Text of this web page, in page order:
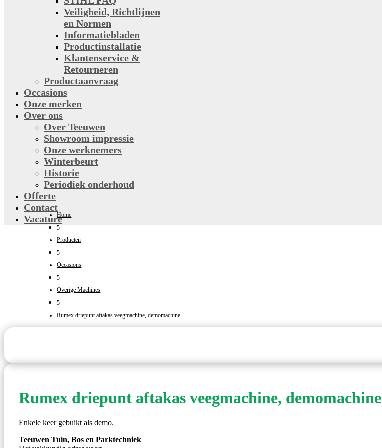
Veiligheid, Richtlijnen
en Normen
Informatiebladen
Productinstallatie
Klantenservice &
Retourneren
Productaanvraag
Occasions
Onze merken
Over ons
Over Teeuwen
Showroom impressie
Onze werknemers
Winterbeurt
Historie
Periodiek onderhoud
Offerte
Contact
VacatureHome
5
Producten
5
Occasions
5
Overige Machines
5
Rumex driepunt aftakas veegmachine, demomachine
Rumex driepunt aftakas veegmachine, demomachine
Enkele keer gebuikt als demo.
Teeuwen Tuin, Bos en Parktechniek